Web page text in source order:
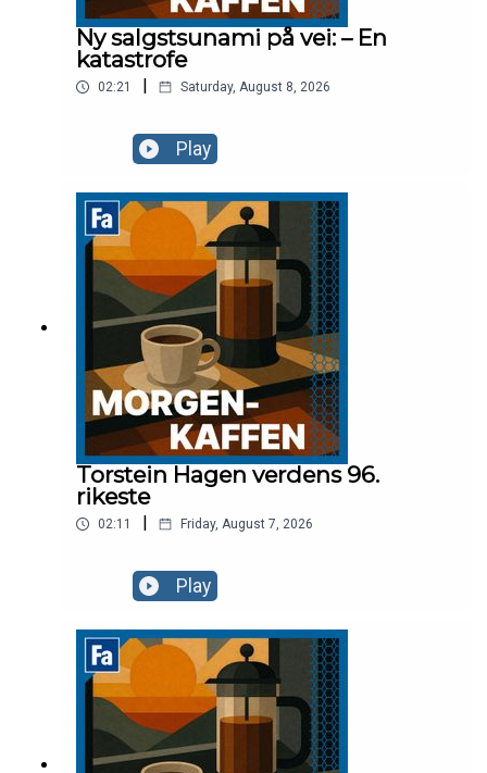
Ny salgstsunami på vei: – En
katastrofe
02:21 Saturday, August 8, 2026
Play
Torstein Hagen verdens 96.
rikeste
02:11 Friday, August 7, 2026
Play